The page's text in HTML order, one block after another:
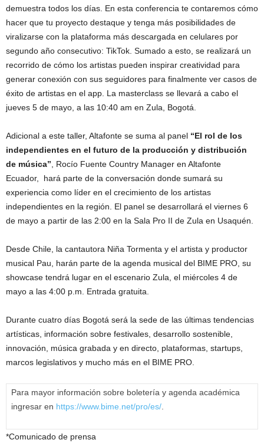
demuestra todos los días. En esta conferencia te contaremos cómo
hacer que tu proyecto destaque y tenga más posibilidades de
viralizarse con la plataforma más descargada en celulares por
segundo año consecutivo: TikTok. Sumado a esto, se realizará un
recorrido de cómo los artistas pueden inspirar creatividad para
generar conexión con sus seguidores para finalmente ver casos de
éxito de artistas en el app. La masterclass se llevará a cabo el
jueves 5 de mayo, a las 10:40 am en Zula, Bogotá.
Adicional a este taller, Altafonte se suma al panel “El rol de los
independientes en el futuro de la producción y distribución
de música” , Rocío Fuente Country Manager en Altafonte
Ecuador, hará parte de la conversación donde sumará su
experiencia como líder en el crecimiento de los artistas
independientes en la región. El panel se desarrollará el viernes 6
de mayo a partir de las 2:00 en la Sala Pro II de Zula en Usaquén.
Desde Chile, la cantautora Niña Tormenta y el artista y productor
musical Pau, harán parte de la agenda musical del BIME PRO, su
showcase tendrá lugar en el escenario Zula, el miércoles 4 de
mayo a las 4:00 p.m. Entrada gratuita.
Durante cuatro días Bogotá será la sede de las últimas tendencias
artísticas, información sobre festivales, desarrollo sostenible,
innovación, música grabada y en directo, plataformas, startups,
marcos legislativos y mucho más en el BIME PRO.
Para mayor información sobre boletería y agenda académica
ingresar en https://www.bime.net/pro/es/
*Comunicado de prensa